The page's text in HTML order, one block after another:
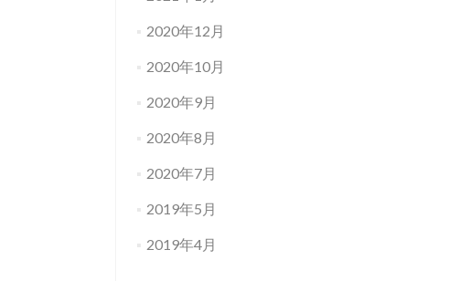
2020年12月
2020年10月
2020年9月
2020年8月
2020年7月
2019年5月
2019年4月